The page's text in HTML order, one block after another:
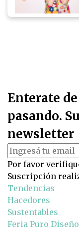
Enterate
pasando.
newsletter
Por favor
Suscripción
Tendencias
Hacedores
Sustentables
Feria Puro